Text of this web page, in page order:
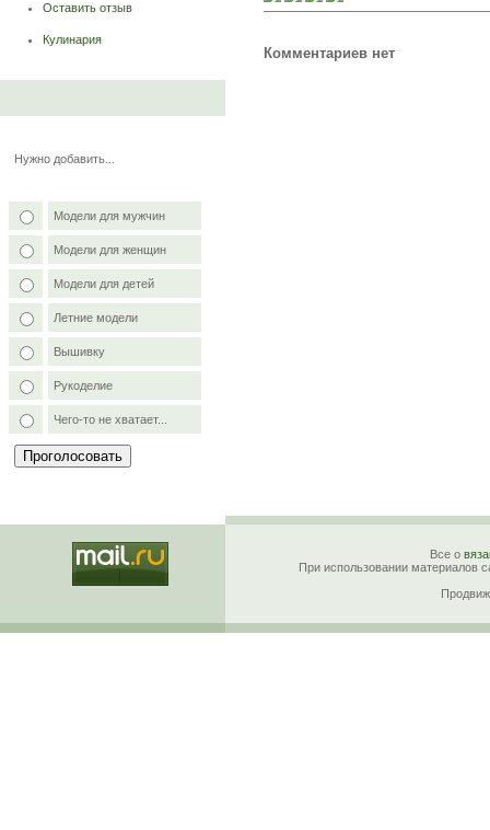
Оставить отзыв
Кулинария
Нужно добавить...
Модели для мужчин
Модели для женщин
Модели для детей
Летние модели
Вышивку
Рукоделие
Чего-то не хватает...
Комментариев нет
Все о
При использовании материалов